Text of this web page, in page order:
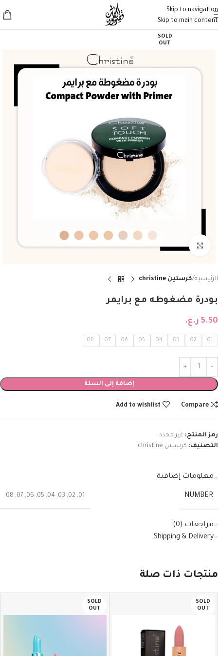
Skip to navigation
Skip to main content
SOLD
OUT
Click to enlarge
الرئيسية كرستين christine
بودرة مضغوطه مع برايمر
5.50 ر.ع.
01
02
03
04
05
06
07
08
إضافة إلى السلة
Compare
Add to wishlist
رمز المنتج: غير محدد
التصنيف: كرستين christine
معلومات إضافية
NUMBER
01
,
02
,
03
,
04
,
05
,
06
,
07
,
08
مراجعات (0)
Shipping & Delivery
منتجات ذات صلة
SOLD
OUT
SOLD
OUT